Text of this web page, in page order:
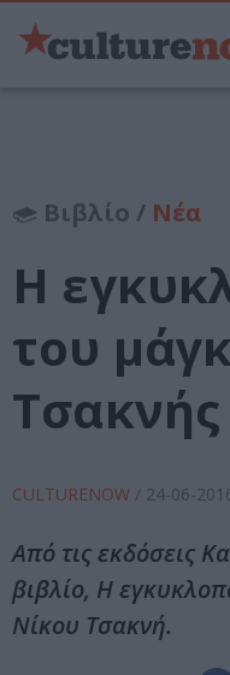
Βιβλίο / Νέα
Η
του
Τσακνής
CULTURENOW / 24-06-
Από τις εκδόσεις
βιβλίο, Η
Νίκου Τσακνή.